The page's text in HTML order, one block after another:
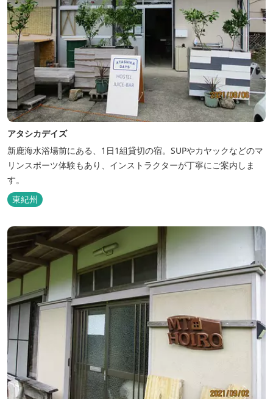
アタシカデイズ
新鹿海水浴場前にある、1日1組貸切の宿。SUPやカヤックなどのマ
リンスポーツ体験もあり、インストラクターが丁寧にご案内しま
す。
東紀州